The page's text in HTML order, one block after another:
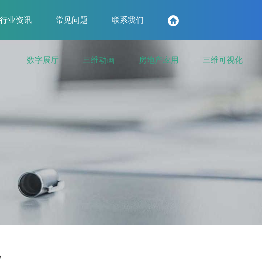
行业资讯 常见问题 联系我们
数字展厅 三维动画 房地产应用 三维可视化